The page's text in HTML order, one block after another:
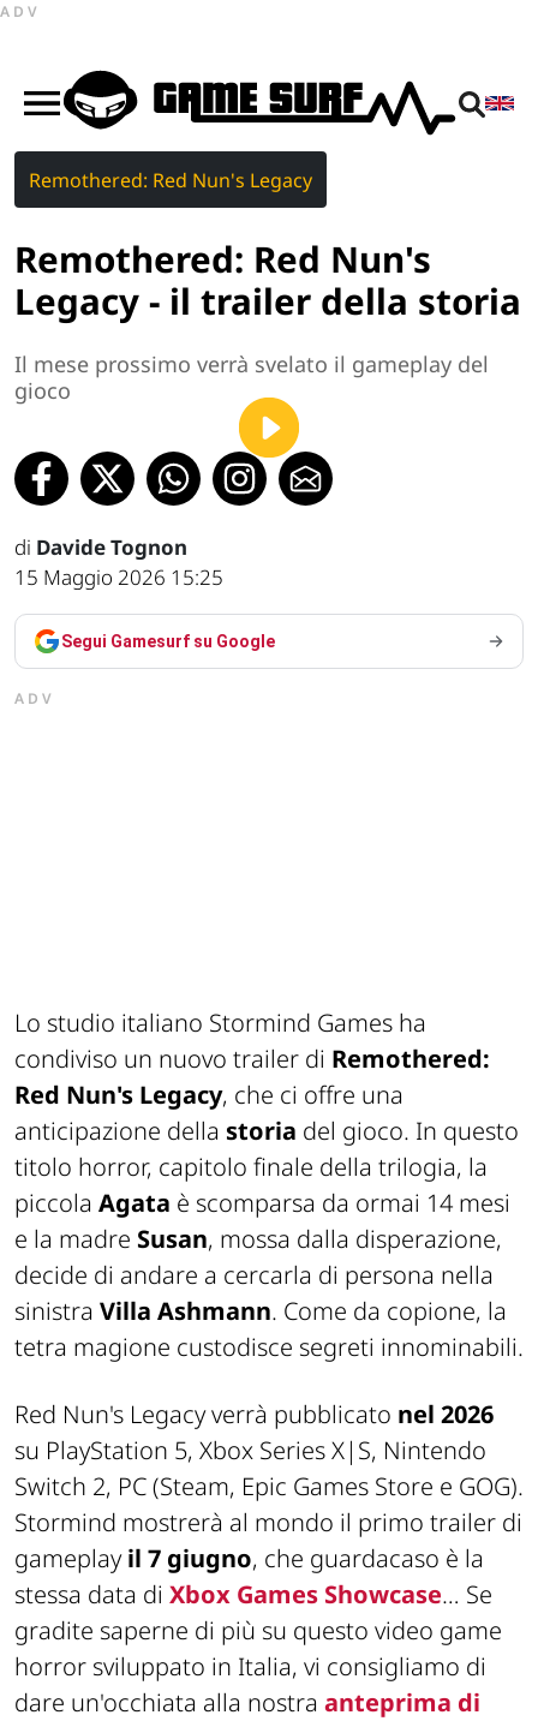
ADV
Remothered: Red Nun's Legacy
Remothered: Red Nun's
Legacy - il trailer della storia
Il mese prossimo verrà svelato il gameplay del
gioco
di Davide Tognon
15 Maggio 2026 15:25
Segui Gamesurf su Google
ADV
Lo studio italiano Stormind Games ha
condiviso un nuovo trailer di Remothered:
Red Nun's Legacy, che ci offre una
anticipazione della storia del gioco. In questo
titolo horror, capitolo finale della trilogia, la
piccola Agata è scomparsa da ormai 14 mesi
e la madre Susan, mossa dalla disperazione,
decide di andare a cercarla di persona nella
sinistra Villa Ashmann. Come da copione, la
tetra magione custodisce segreti innominabili.
Red Nun's Legacy verrà pubblicato nel 2026
su PlayStation 5, Xbox Series X|S, Nintendo
Switch 2, PC (Steam, Epic Games Store e GOG).
Stormind mostrerà al mondo il primo trailer di
gameplayil 7 giugno, che guardacaso è la
stessa data di Xbox Games Showcase… Se
gradite saperne di più su questo video game
horror sviluppato in Italia, vi consigliamo di
dare un'occhiata alla nostra anteprima di